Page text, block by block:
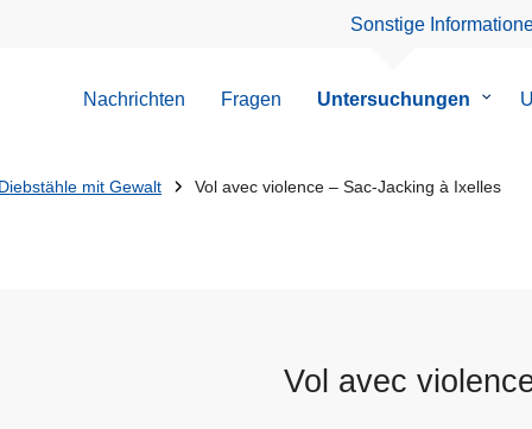
Sonstige
Nachrichten Fragen Untersuchungen
mit Gewalt Vol avec violence – Sac-Jacking à Ixelles
Vol avec